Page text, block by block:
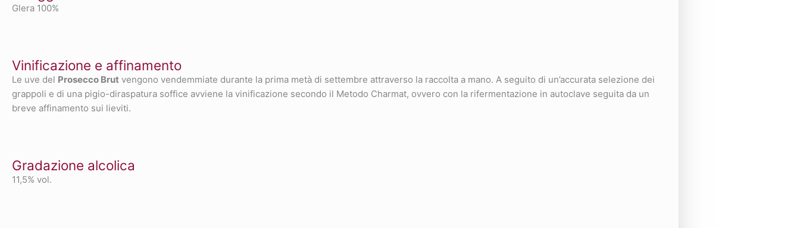
Glera 100%
Vinificazione e affinamento
Le uve del Prosecco Brut vengono vendemmiate durante la prima metà di settembre attraverso la raccolta a mano. A seguito di un’accurata selezione dei
grappoli e di una pigio-diraspatura soffice avviene la vinificazione secondo il Metodo Charmat, ovvero con la rifermentazione in autoclave seguita da un
breve affinamento sui lieviti.
Gradazione alcolica
11,5% vol.